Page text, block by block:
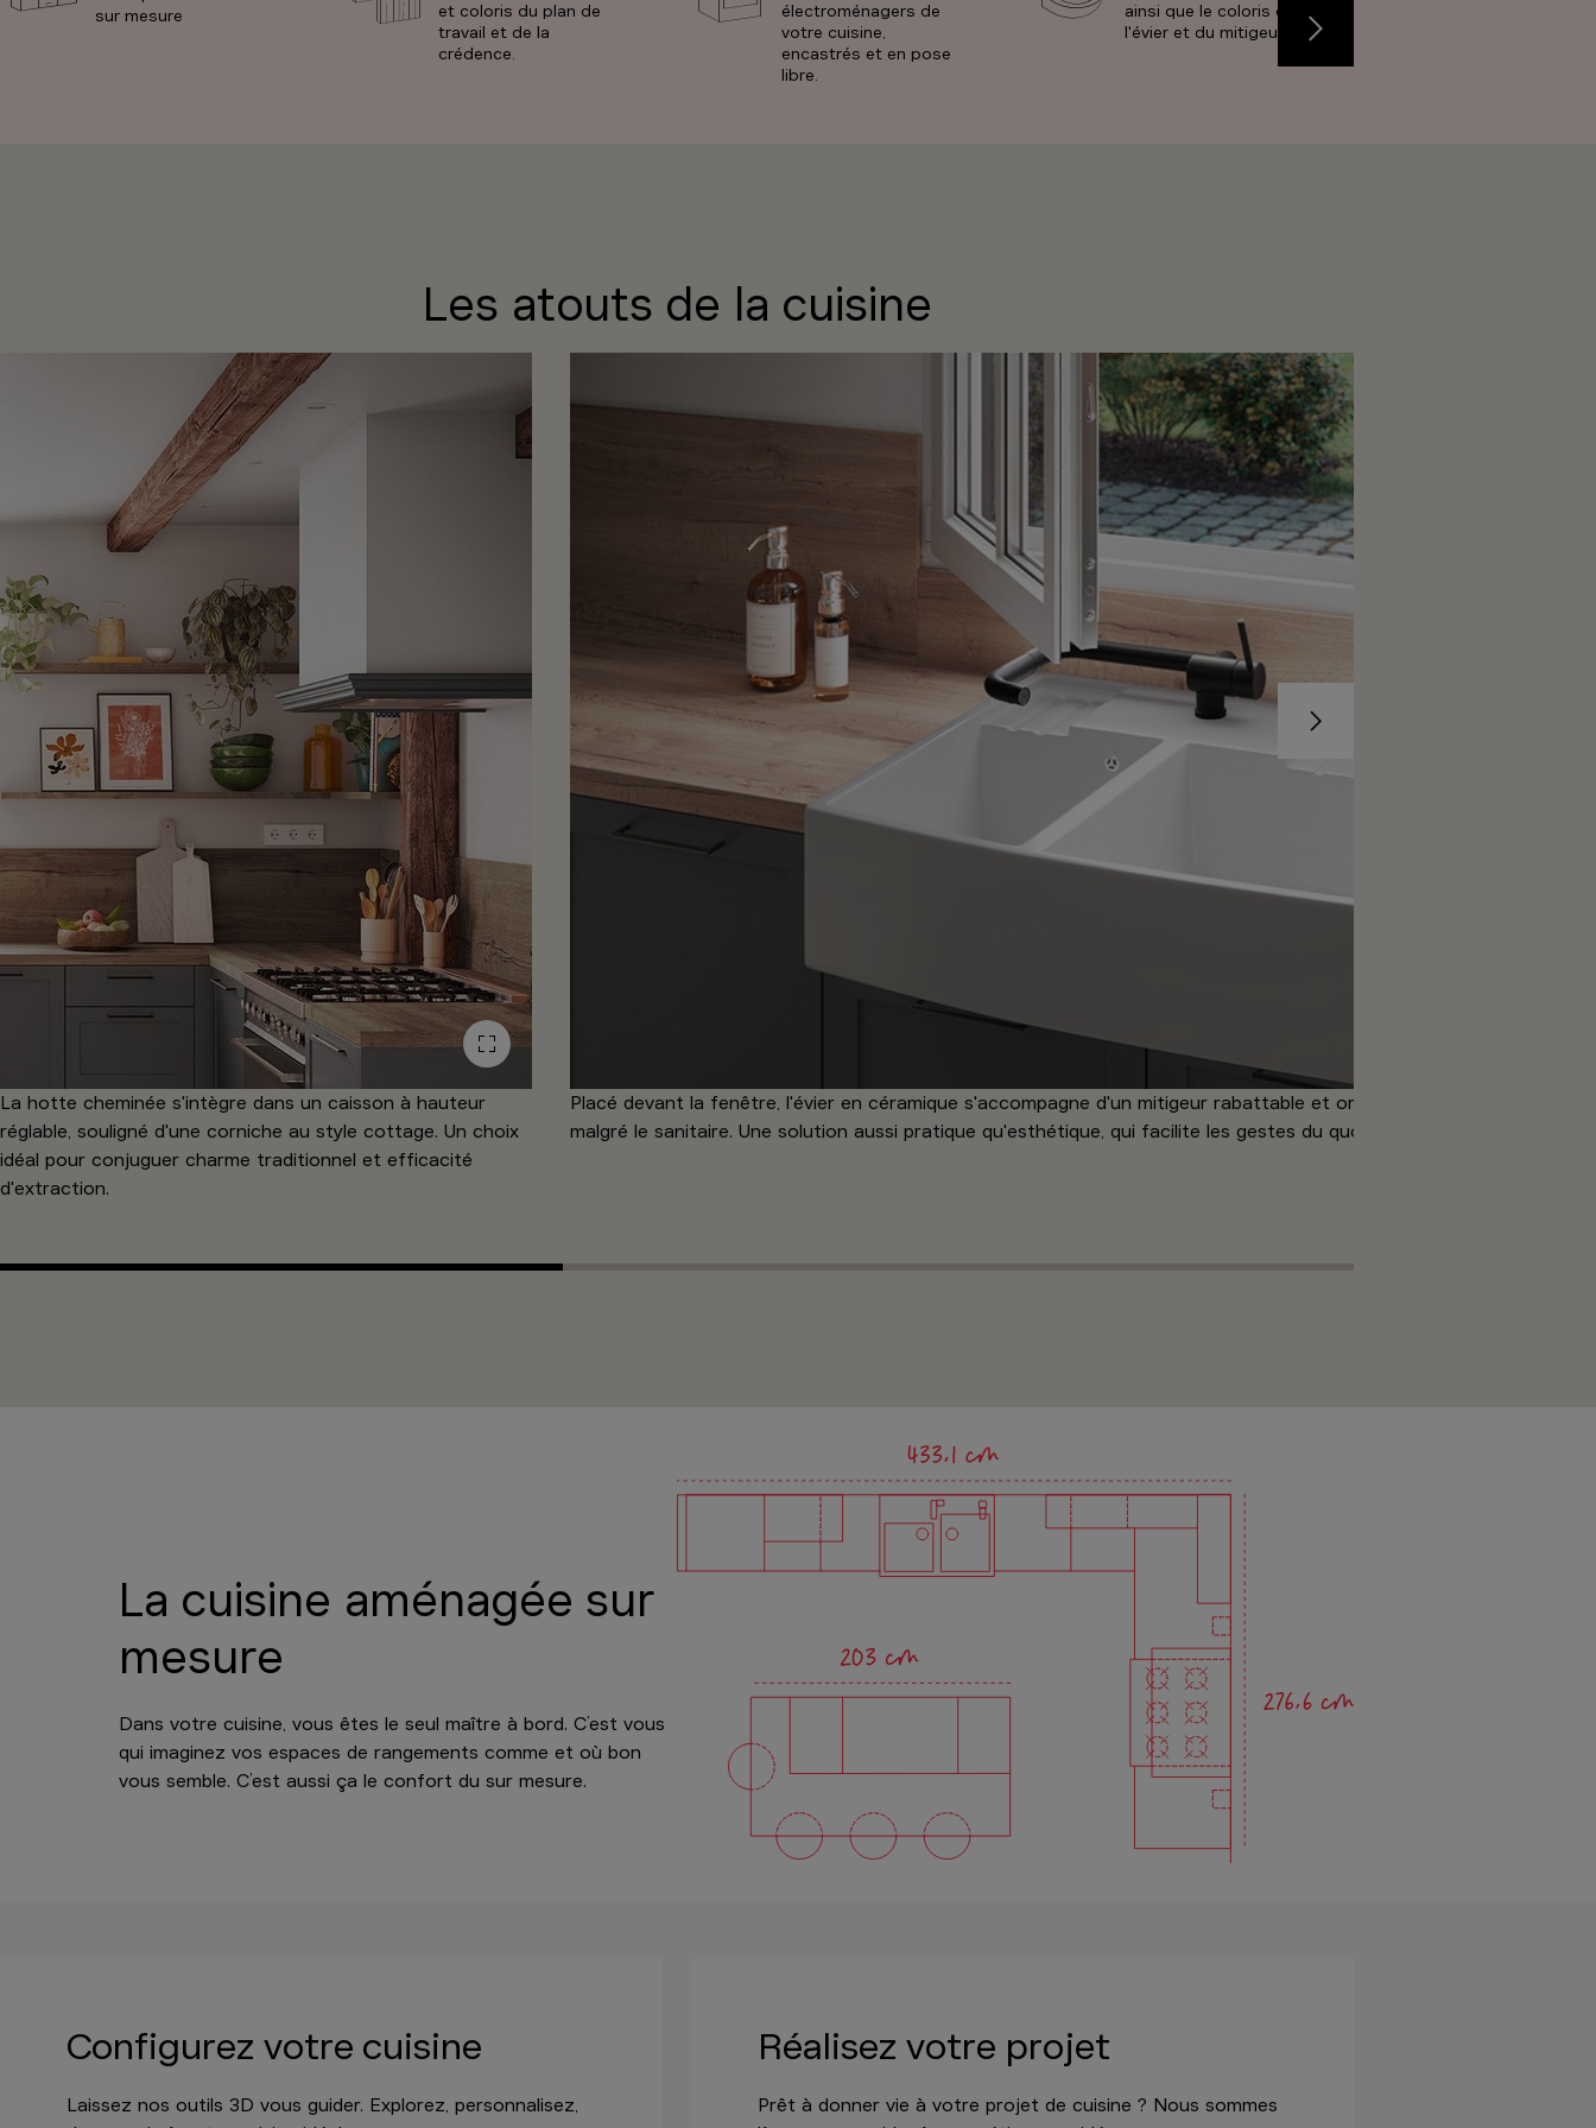
sur mesure
et coloris du plan de
travail et de la
crédence.
électroménagers de
votre cuisine,
encastrés et en pose
libre.
ainsi que le coloris de
l'évier et du mitigeur.
Précédent
Les atouts de la cuisine
La hotte cheminée s'intègre dans un caisson à hauteur
réglable, souligné d'une corniche au style cottage. Un choix
idéal pour conjuguer charme traditionnel et efficacité
d'extraction.
Placé devant la fenêtre, l'évier en céramique s'accompagne d'un mitigeur rabattable et orientable. Ainsi, l'ouverture
malgré le sanitaire. Une solution aussi pratique qu'esthétique, qui facilite les gestes du quotidien sans compromis sur
La cuisine aménagée sur
mesure
Dans votre cuisine, vous êtes le seul maître à bord. C’est vous
qui imaginez vos espaces de rangements comme et où bon
vous semble. C’est aussi ça le confort du sur mesure.
Configurez votre cuisine
Laissez nos outils 3D vous guider. Explorez, personnalisez,
Réalisez votre projet
Prêt à donner vie à votre projet de cuisine ? Nous sommes